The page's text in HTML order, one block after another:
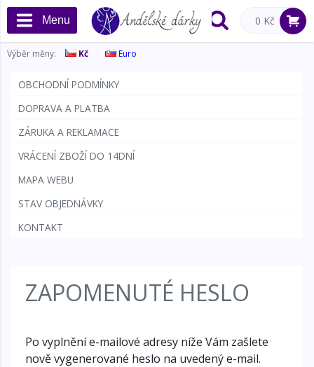
Výběr měny: Kč Euro
0 Kč
Menu
OBCHODNÍ PODMÍNKY
DOPRAVA A PLATBA
ZÁRUKA A REKLAMACE
VRÁCENÍ ZBOŽÍ DO 14DNÍ
MAPA WEBU
STAV OBJEDNÁVKY
KONTAKT
ZAPOMENUTÉ HESLO
Po vyplnění e-mailové adresy níže Vám zašlete
nově vygenerované heslo na uvedený e-mail.